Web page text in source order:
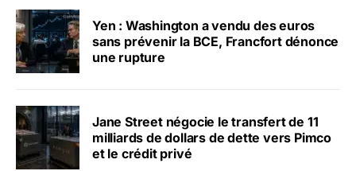
Yen : Washington a vendu des euros
sans prévenir la BCE, Francfort dénonce
une rupture
Jane Street négocie le transfert de 11
milliards de dollars de dette vers Pimco
et le crédit privé